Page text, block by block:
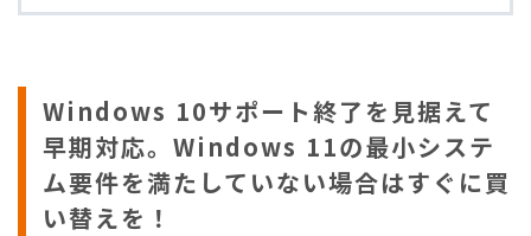
Windows 10サポート終了を見据えて
早期対応。Windows 11の最小システ
ム要件を満たしていない場合はすぐに買
い替えを！